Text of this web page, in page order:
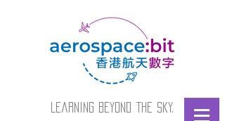
Learning beyond the sky.